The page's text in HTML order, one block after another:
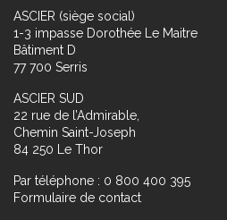
ASCIER (siège social)
1-3 impasse Dorothée Le Maitre
Bâtiment D
77 700 Serris
ASCIER SUD
22 rue de l’Admirable,
Chemin Saint-Joseph
84 250 Le Thor
Par téléphone : 0 800 400 395
Formulaire de contact